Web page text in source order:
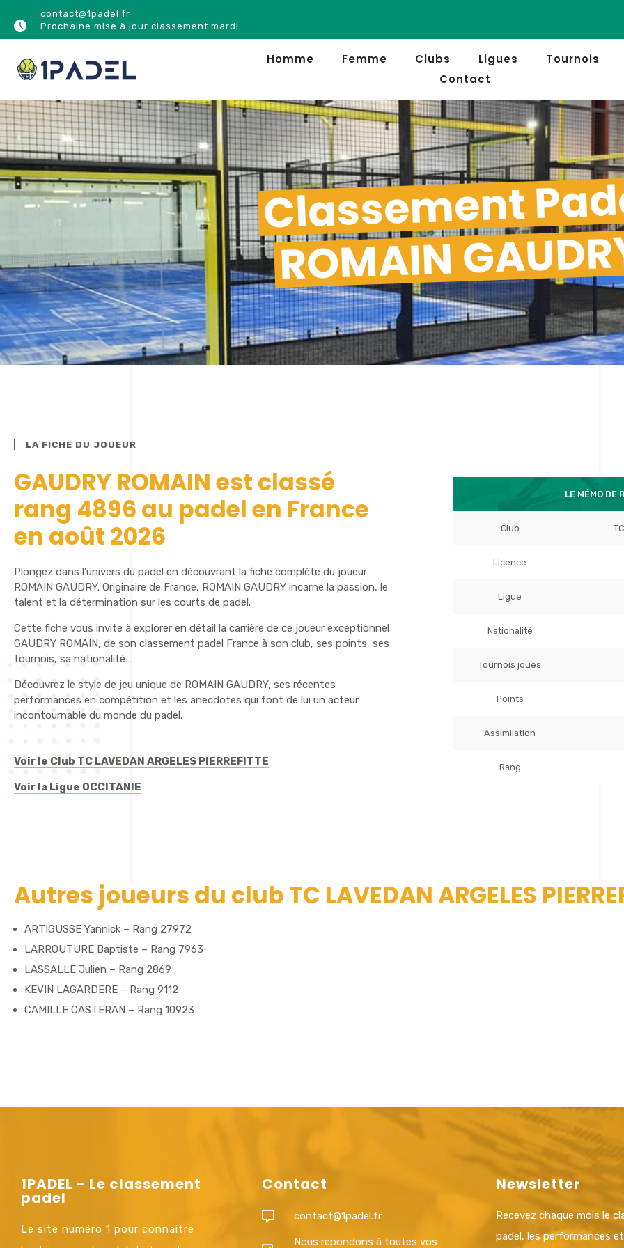
contact@1padel.fr
Prochaine mise à jour classement mardi
Homme Femme Clubs Ligues
Tournois
Contact
Classement
ROMAIN
LA FICHE DU JOUEUR
GAUDRY ROMAIN est classé
rang 4896 au padel en France
en août 2026
Plongez dans l’univers du padel en découvrant la fiche complète du joueur
ROMAIN GAUDRY. Originaire de France, ROMAIN GAUDRY incarne la passion, le
talent et la détermination sur les courts de padel.
Cette fiche vous invite à explorer en détail la carrière de ce joueur exceptionnel
GAUDRY ROMAIN, de son classement padel France à son club, ses points, ses
tournois, sa nationalité…
Découvrez le style de jeu unique de ROMAIN GAUDRY, ses récentes
performances en compétition et les anecdotes qui font de lui un acteur
incontournable du monde du padel.
Voir le Club TC LAVEDAN ARGELES PIERREFITTE
Voir la Ligue OCCITANIE
LE MÉMO DE
Club
Licence
Ligue
Nationalité
Tournois joués
Points
Assimilation
Rang
Autres joueurs du club TC LAVEDAN ARGELES
ARTIGUSSE Yannick – Rang 27972
LARROUTURE Baptiste – Rang 7963
LASSALLE Julien – Rang 2869
KEVIN LAGARDERE – Rang 9112
CAMILLE CASTERAN – Rang 10923
1PADEL - Le classement
padel
Le site numéro 1 pour connaitre
Contact
contact@1padel.fr
Nous repondons à toutes vos
Newsletter
Recevez chaque mois le
padel, les performances